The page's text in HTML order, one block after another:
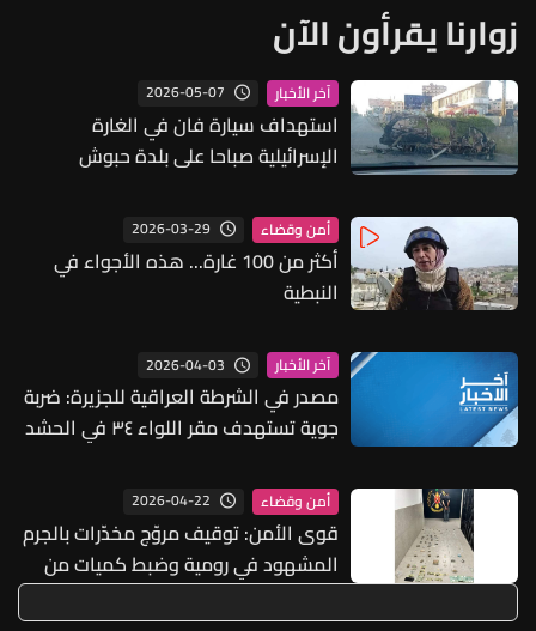
زوارنا يقرأون الآن
آخر الأخبار 2026-05-07
استهداف سيارة فان في الغارة
الإسرائيلية صباحا على بلدة حبوش
أمن وقضاء 2026-03-29
أكثر من 100 غارة... هذه الأجواء في
النبطية
آخر الأخبار 2026-04-03
مصدر في الشرطة العراقية للجزيرة: ضربة
جوية تستهدف مقر اللواء ٣٤ في الحشد
أمن وقضاء 2026-04-22
قوى الأمن: توقيف مروّج مخدّرات بالجرم
المشهود في رومية وضبط كميات من
المواد المخدّرة